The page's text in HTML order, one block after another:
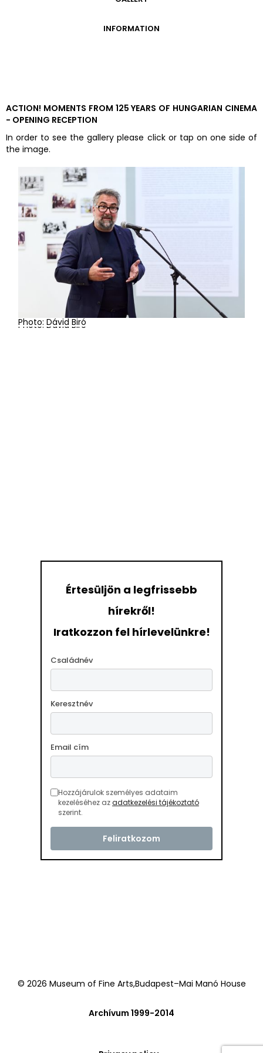
INFORMATION
ACTION! MOMENTS FROM 125 YEARS OF HUNGARIAN CINEMA
- OPENING RECEPTION
In order to see the gallery please click or tap on one side of
the image.
Photo: Dávid Biró
Photo: Dávid Biró
Értesüljön a legfrissebb
hírekről!
Iratkozzon fel hírlevelünkre!
Családnév
Keresztnév
Email cím
Hozzájárulok személyes adataim
kezeléséhez azadatkezelési tájékoztató
szerint.
© 2026 Museum of Fine Arts,Budapest–Mai Manó House
Archívum 1999-2014